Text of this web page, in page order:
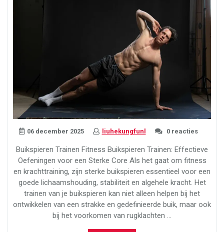
06 december 2025 liuhekungfunl 0 reacties
Buikspieren Trainen Fitness Buikspieren Trainen: Effectieve
Oefeningen voor een Sterke Core Als het gaat om fitness
en krachttraining, zijn sterke buikspieren essentieel voor een
goede lichaamshouding, stabiliteit en algehele kracht. Het
trainen van je buikspieren kan niet alleen helpen bij het
ontwikkelen van een strakke en gedefinieerde buik, maar ook
bij het voorkomen van rugklachten …